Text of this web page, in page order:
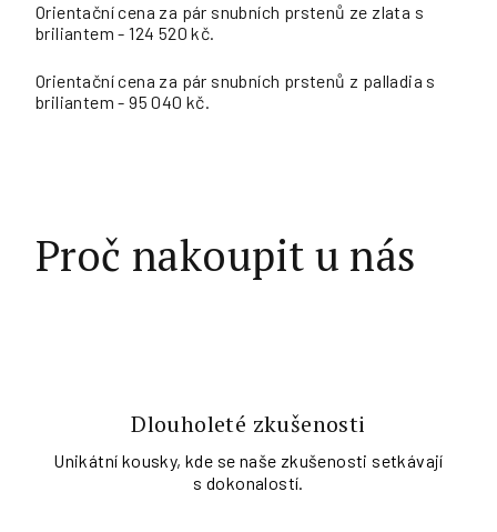
Orientační cena za pár snubních prstenů ze zlata s
briliantem - 124 520 kč.
Orientační cena za pár snubních prstenů z palladia s
briliantem - 95 040 kč.
Proč nakoupit u nás
Dlouholeté zkušenosti
Unikátní kousky, kde se naše zkušenosti setkávají
s dokonalostí.